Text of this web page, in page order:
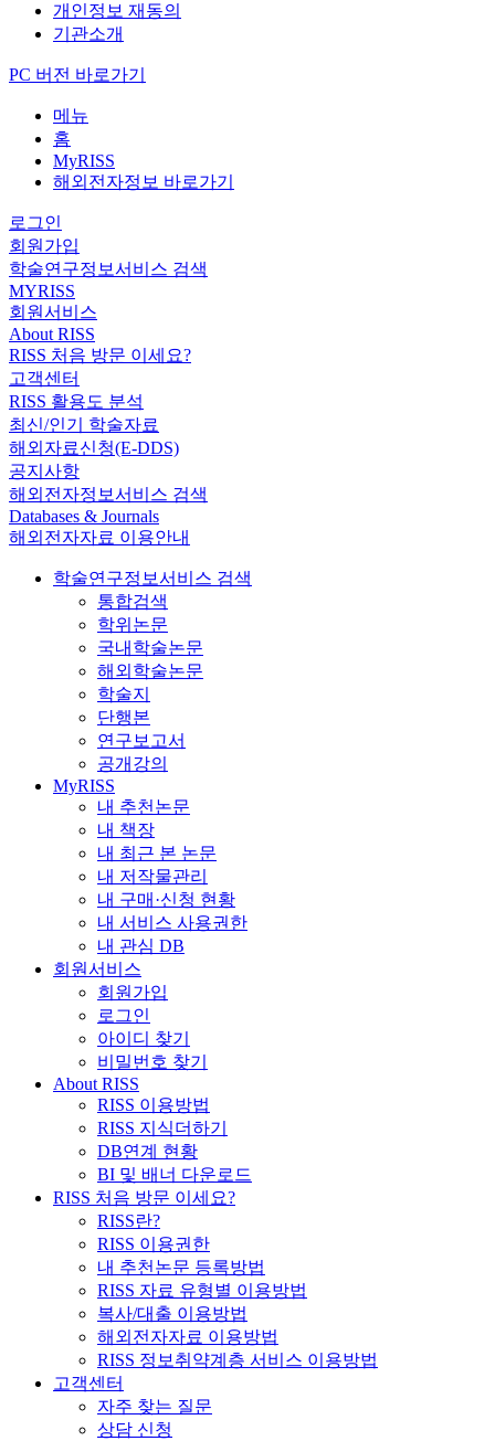
개인정보 재동의
기관소개
PC 버전 바로가기
메뉴
홈
MyRISS
해외전자정보 바로가기
로그인
회원가입
학술연구정보서비스 검색
MYRISS
회원서비스
About RISS
RISS 처음 방문 이세요?
고객센터
RISS 활용도 분석
최신/인기 학술자료
해외자료신청(E-DDS)
공지사항
해외전자정보서비스 검색
Databases & Journals
해외전자자료 이용안내
학술연구정보서비스 검색
통합검색
학위논문
국내학술논문
해외학술논문
학술지
단행본
연구보고서
공개강의
MyRISS
내 추천논문
내 책장
내 최근 본 논문
내 저작물관리
내 구매·신청 현황
내 서비스 사용권한
내 관심 DB
회원서비스
회원가입
로그인
아이디 찾기
비밀번호 찾기
About RISS
RISS 이용방법
RISS 지식더하기
DB연계 현황
BI 및 배너 다운로드
RISS 처음 방문 이세요?
RISS란?
RISS 이용권한
내 추천논문 등록방법
RISS 자료 유형별 이용방법
복사/대출 이용방법
해외전자자료 이용방법
RISS 정보취약계층 서비스 이용방법
고객센터
자주 찾는 질문
상담 신청